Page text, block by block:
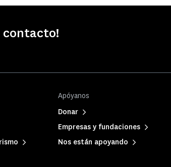
contacto!
Apóyanos
Donar
Empresas y fundaciones
Nos están apoyando